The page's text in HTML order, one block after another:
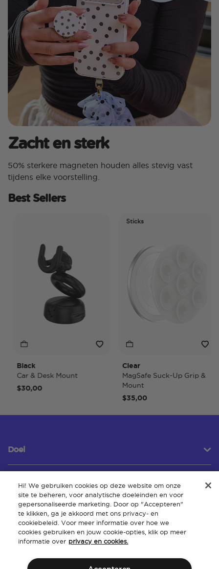
Zacht en sterk
50% sterkere magneten houden alles stevig vast
tijdens elke voorstelling.
Best Sellers
Black
Car & Desk Mount
$30,00
Sticks
Clear
MagSafe Suck-Up Grip &
Mount
$35,00
Doel
Klantenservice
Over
Hi! We gebruiken cookies op deze website om onze
site te beheren, voor analytische doeleinden en voor
gepersonaliseerde marketing. Door op "Accepteren"
te klikken, ga je akkoord met ons privacy- en
cookiebeleid. Voor meer informatie over hoe we
cookies gebruiken en jouw cookie-opties, klik op meer
informatie over privacy en cookies.